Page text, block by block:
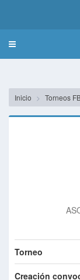
Toggle
Inicio Torneos
Torneo
Creación